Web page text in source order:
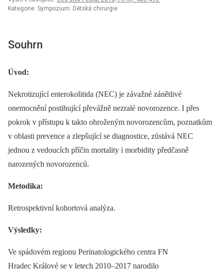
Kategorie: Sympozium: Dětská chirurgie
Souhrn
Úvod:
Nekrotizující enterokolitida (NEC) je závažné zánětlivé
onemocnění postihující převážně nezralé novorozence. I přes
pokrok v přístupu k takto ohroženým novorozencům, poznatkům
v oblasti prevence a zlepšující se diagnostice, zůstává NEC
jednou z vedoucích příčin mortality i morbidity předčasně
narozených novorozenců.
Metodika:
Retrospektivní kohortová analýza.
Výsledky:
Ve spádovém regionu Perinatologického centra FN
Hradec Králové se v letech 2010–2017 narodilo